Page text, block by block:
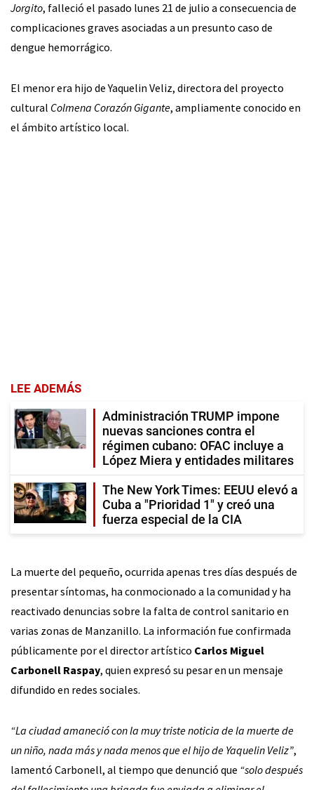
Jorgito, falleció el pasado lunes 21 de julio a consecuencia de
complicaciones graves asociadas a un presunto caso de
dengue hemorrágico.
El menor era hijo de Yaquelin Veliz, directora del proyecto
cultural Colmena Corazón Gigante, ampliamente conocido en
el ámbito artístico local.
LEE ADEMÁS
Administración TRUMP impone
nuevas sanciones contra el
régimen cubano: OFAC incluye a
López Miera y entidades militares
The New York Times: EEUU elevó a
Cuba a "Prioridad 1" y creó una
fuerza especial de la CIA
La muerte del pequeño, ocurrida apenas tres días después de
presentar síntomas, ha conmocionado a la comunidad y ha
reactivado denuncias sobre la falta de control sanitario en
varias zonas de Manzanillo. La información fue confirmada
públicamente por el director artístico Carlos Miguel
Carbonell Raspay, quien expresó su pesar en un mensaje
difundido en redes sociales.
“La ciudad amaneció con la muy triste noticia de la muerte de
un niño, nada más y nada menos que el hijo de Yaquelin Veliz”,
lamentó Carbonell, al tiempo que denunció que “solo después